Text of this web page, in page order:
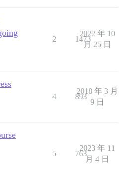
2 1473
2022 年 10
月 25 日
4 893
2018 年 3 月
9 日
5 763
2023 年 11
月 4 日